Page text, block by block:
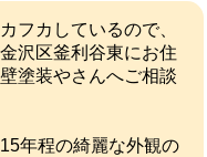
フカしているので、
沢区釜利谷東にお住
塗装やさんへご相談
年程の綺麗な外観の